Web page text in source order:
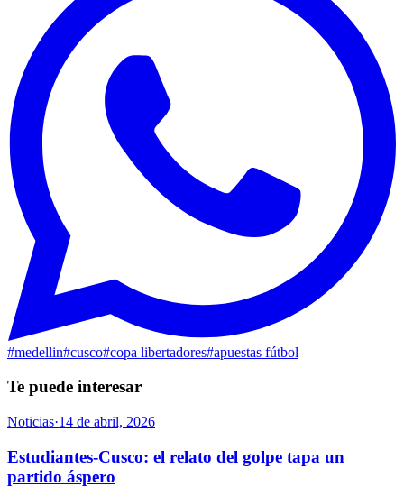
#medellin#cusco#copa libertadores#apuestas fútbol
Te puede interesar
Noticias·14 de abril, 2026
Estudiantes-Cusco: el relato del golpe tapa un
partido áspero